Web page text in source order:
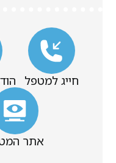
חייג למטפל
אתר